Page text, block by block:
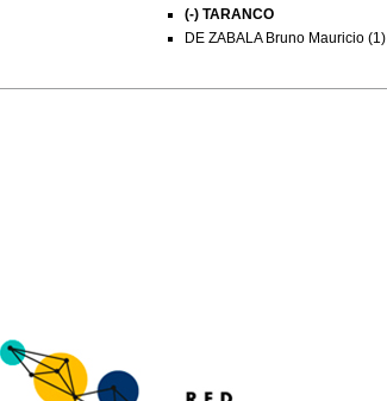
(-) TARANCO
DE ZABALA Bruno Mauricio (1)